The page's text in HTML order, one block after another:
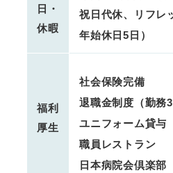
日・
休暇
祝日代休、リフレ
年始休日5日）
福利
厚生
社会保険完備
退職金制度（勤務3
ユニフォーム貸与
職員レストラン
日本病院会倶楽部